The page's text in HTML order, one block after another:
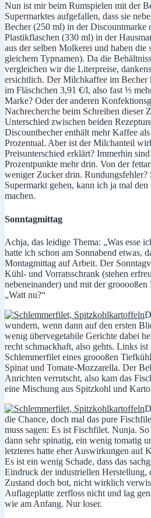
Nun ist mir beim Rumspielen mit der
Supermarktes aufgefallen, dass sie
Becher (250 ml) in der Discountmarke
Plastikflaschen (330 ml) in der
aus der selben Molkerei und haben die
gleichem Typnamen). Da die
vergleichen wir die Literpreise,
ersichtlich. Der Milchkaffee im Becher
im Fläschchen 3,91 €/l, also fast ⅓
Marke? Oder der anderen
Nachrecherche beim Schreiben dieser
Unterschied zwischen beiden
Discountbecher enthält mehr Kaffee
Prozentual. Aber ist der Milchanteil
Preisunterschied erklärt? Immerhin
Prozentpunkte mehr drin. Von der
weniger Zucker drin.
Supermarkt gehen, kann ich ja mal
machen.
Sonntagmittag
Achja, das leidige Thema: „Was esse
hatte ich schon am Sonnabend etwas,
Montagmittag auf Arbeit. Der
Kühl- und Vorratsschrank (stehen
nebeneinander) und mit der grooooßen
„Watt nu?“
wundern, wenn dann auf den ersten
wenig übervegetabile Gerichte dabei
recht schmackhaft, also gehts. Links ist
Schlemmerfilet eines groooßen
Spinat und Tomate-Mozzarella. Der
Anrichten verrutscht, also kam das
eine Mischung aus Spitzkohl und
die Chance, doch mal das pure
muss sagen: Es ist Fischfilet. Nunja.
dann sehr spinatig, ein wenig tomatig
letzteres hatte eher Auswirkungen auf
Es ist ein wenig Schade, dass das
Eindruck der industriellen Herstellung,
Zustand doch bot, nicht wirklich
Auflageplatte zerfloss nicht und lag
wie am Anfang. Nur loser.